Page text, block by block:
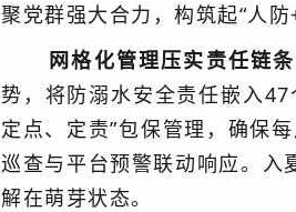
聚党群强大合力，构筑起“人
网格化管理压实责任链
势，将防溺水安全责任嵌入47
定点、定责”包保管理，确保
巡查与平台预警联动响应。入
解在萌芽状态。